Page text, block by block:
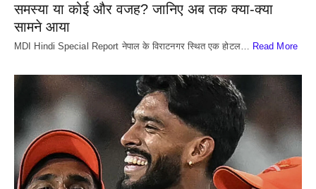
समस्या या कोई और वजह? जानिए अब तक क्या-क्या
सामने आया
MDI Hindi Special Report नेपाल के विराटनगर स्थित एक होटल… Read More